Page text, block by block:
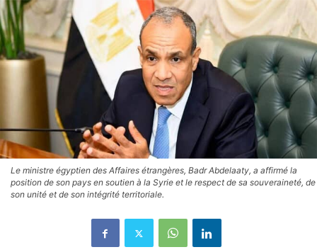
Le ministre égyptien des Affaires étrangères, Badr Abdelaaty, a affirmé la
position de son pays en soutien à la Syrie et le respect de sa souveraineté, de
son unité et de son intégrité territoriale.